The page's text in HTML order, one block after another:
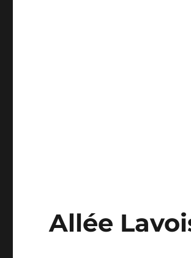
Allée